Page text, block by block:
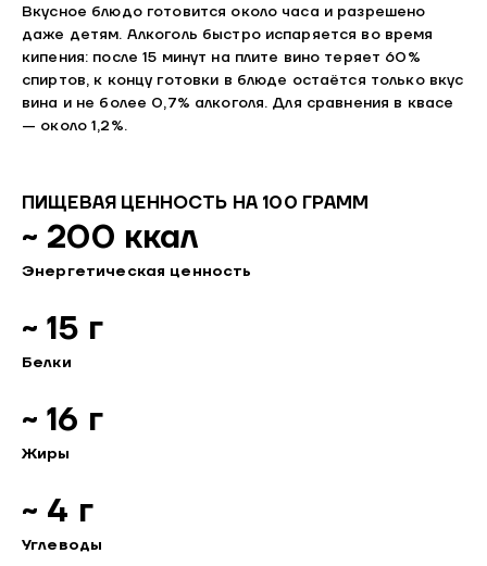
Вкусное блюдо готовится около часа и разрешено
даже детям. Алкоголь быстро испаряется во время
кипения: после 15 минут на плите вино теряет 60%
спиртов, к концу готовки в блюде остаётся только вкус
вина и не более 0,7% алкоголя. Для сравнения в квасе
— около 1,2%.
ПИЩЕВАЯ ЦЕННОСТЬ НА 100 ГРАММ
~ 200 ккал
Энергетическая ценность
~ 15 г
Белки
~ 16 г
Жиры
~ 4 г
Углеводы